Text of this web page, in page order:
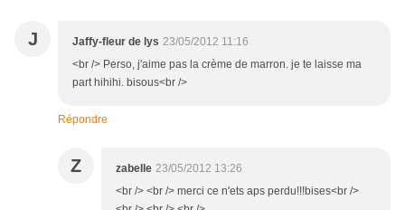
J Jaffy-fleur de lys 23/05/2012 11:16
<br /> Perso, j'aime pas la crème de marron. je te laisse ma
part hihihi. bisous<br />
Répondre
Z zabelle 23/05/2012 13:26
<br /> <br /> merci ce n'ets aps perdu!!!bises<br />